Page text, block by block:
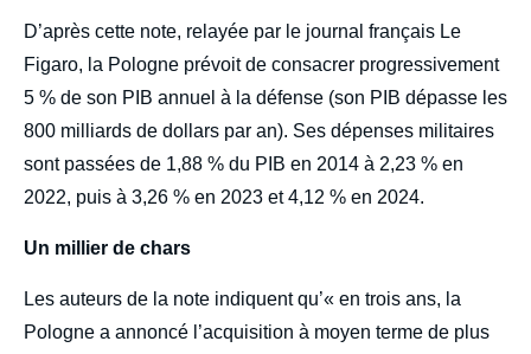
D’après cette note, relayée par le journal français Le
Figaro, la Pologne prévoit de consacrer progressivement
5 % de son PIB annuel à la défense (son PIB dépasse les
800 milliards de dollars par an). Ses dépenses militaires
sont passées de 1,88 % du PIB en 2014 à 2,23 % en
2022, puis à 3,26 % en 2023 et 4,12 % en 2024.
Un millier de chars
Les auteurs de la note indiquent qu’« en trois ans, la
Pologne a annoncé l’acquisition à moyen terme de plus